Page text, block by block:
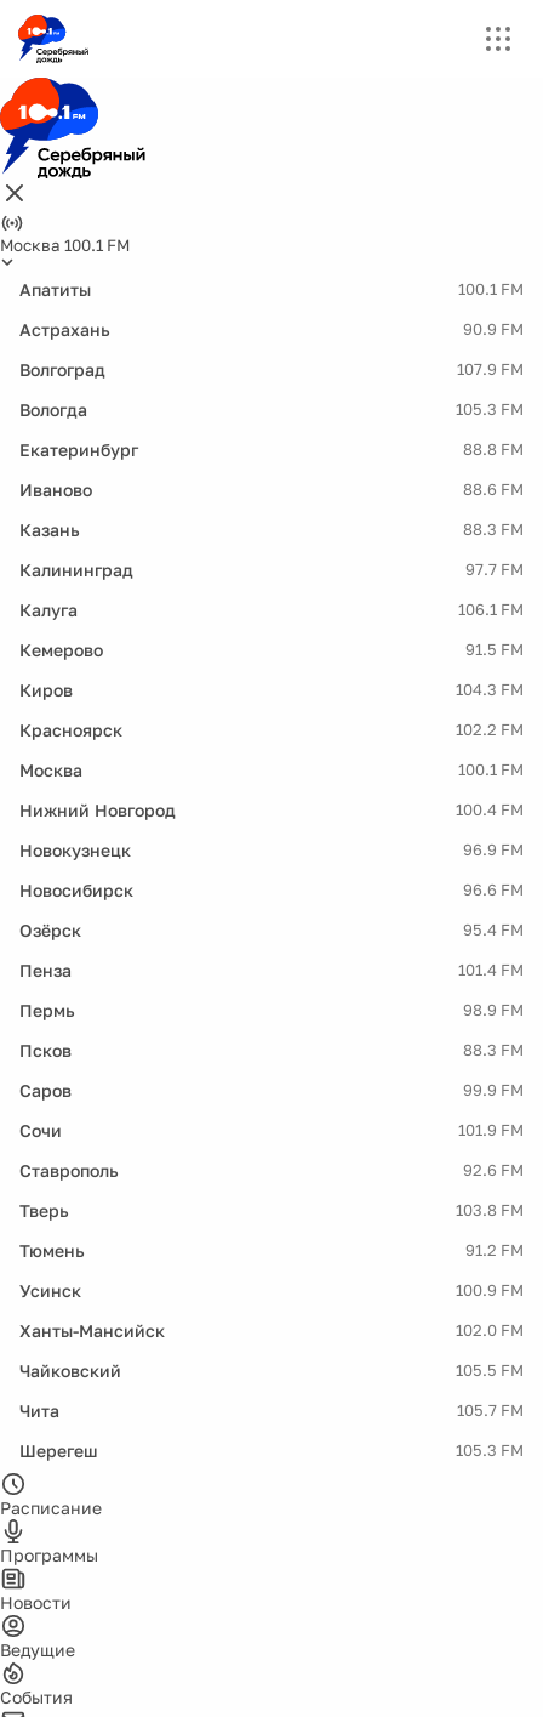
Москва 100.1 FM
Апатиты 100.1 FM
Астрахань 90.9 FM
Волгоград 107.9 FM
Вологда 105.3 FM
Екатеринбург 88.8 FM
Иваново 88.6 FM
Казань 88.3 FM
Калининград 97.7 FM
Калуга 106.1 FM
Кемерово 91.5 FM
Киров 104.3 FM
Красноярск 102.2 FM
Москва 100.1 FM
Нижний Новгород 100.4 FM
Новокузнецк 96.9 FM
Новосибирск 96.6 FM
Озёрск 95.4 FM
Пенза 101.4 FM
Пермь 98.9 FM
Псков 88.3 FM
Саров 99.9 FM
Сочи 101.9 FM
Ставрополь 92.6 FM
Тверь 103.8 FM
Тюмень 91.2 FM
Усинск 100.9 FM
Ханты-Мансийск 102.0 FM
Чайковский 105.5 FM
Чита 105.7 FM
Шерегеш 105.3 FM
Расписание
Программы
Новости
Ведущие
События